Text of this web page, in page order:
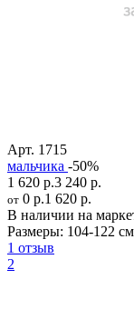
Арт. 1715
мальчика -50%
1 620 р.3 240 р.
от 0 р.1 620 р.
В наличии на
Размеры: 104-122 см
1 отзыв
2